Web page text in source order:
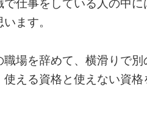
ます。
場を辞めて、横滑りで
える資格と使えない資格